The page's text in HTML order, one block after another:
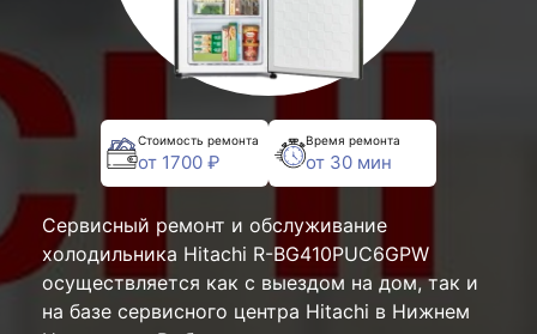
Стоимость ремонта
от 1700 ₽
Время ремонта
от 30 мин
Сервисный ремонт и обслуживание
холодильника Hitachi R-BG410PUC6GPW
осуществляется как с выездом на дом, так и
на базе сервисного центра Hitachi в Нижнем